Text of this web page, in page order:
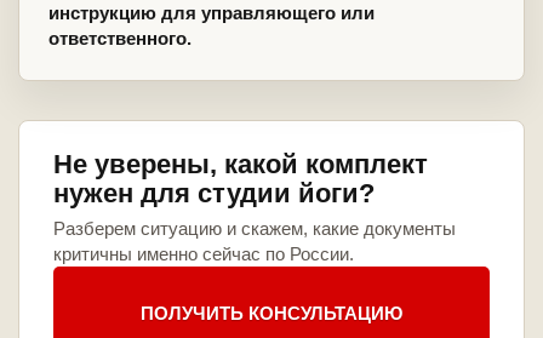
инструкцию для управляющего или
ответственного.
Не уверены, какой комплект
нужен для студии йоги?
Разберем ситуацию и скажем, какие документы
критичны именно сейчас по России.
ПОЛУЧИТЬ КОНСУЛЬТАЦИЮ